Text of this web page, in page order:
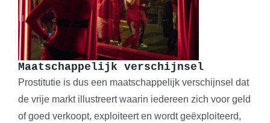
Maatschappelijk verschijnsel
Prostitutie is dus een maatschappelijk verschijnsel dat
de vrije markt illustreert waarin iedereen zich voor geld
of goed verkoopt, exploiteert en wordt geëxploiteerd,